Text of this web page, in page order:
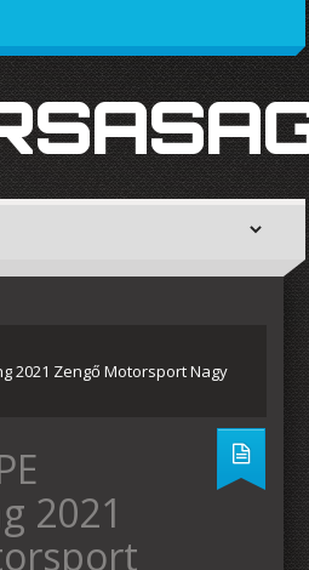
2021 Zengő Motorsport Nagy
2021